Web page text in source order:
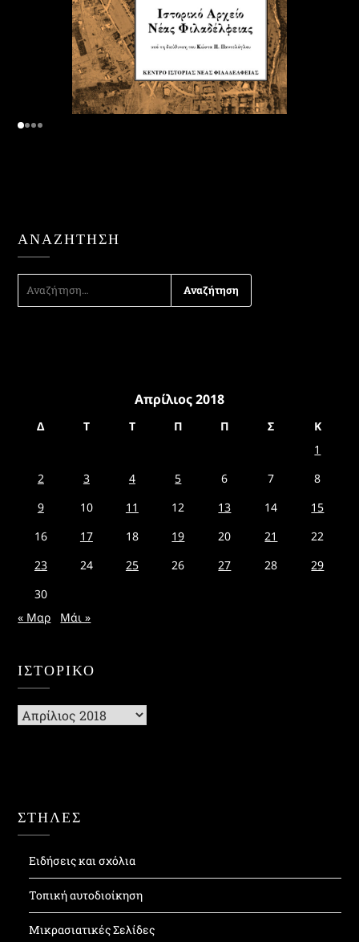
ΑΝΑΖΉΤΗΣΗ
ΑΝΑΖΉΤΗΣΗ
ΓΙΑ:
Απρίλιος 2018
Δ Τ Τ Π Π Σ
Κ
1
2
3 4 5 6 7
8
9
10 11 12 13 14
15
16
17 18 19 20 21
22
23
24 25 26 27 28
29
30
« Μαρ
Μάι »
ΙΣΤΟΡΙΚΌ
Ιστορικό
ΣΤΗΛΕΣ
Ειδήσεις και σχόλια
Τοπική αυτοδιοίκηση
Μικρασιατικές Σελίδες